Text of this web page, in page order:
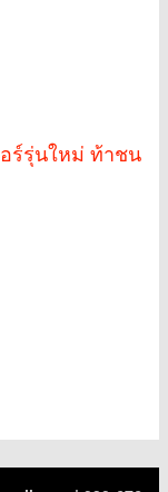
ร์รุ่นใหม่ ท้าชน